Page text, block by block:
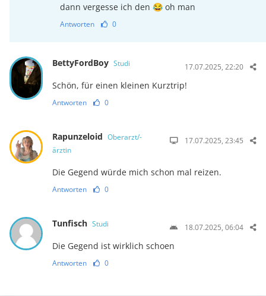
dann vergesse ich den 😂 oh man
Antworten 0
BettyFordBoy Studi 17.07.2025, 22:20
Schön, für einen kleinen Kurztrip!
Antworten 0
Rapunzeloid Oberarzt/-
ärztin
17.07.2025, 23:45
Die Gegend würde mich schon mal reizen.
Antworten 0
Tunfisch Studi 18.07.2025, 06:04
Die Gegend ist wirklich schoen
Antworten 0